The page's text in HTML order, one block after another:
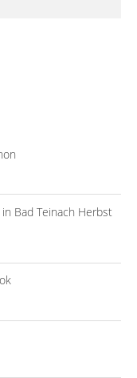
Bad Teinach Herbst